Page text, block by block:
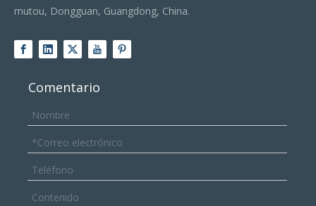
mutou, Dongguan, Guangdong, China.
Comentario